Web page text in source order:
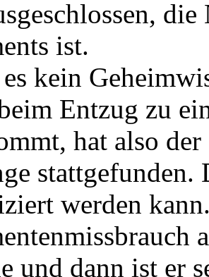
ist.
kein
Entzug zu
hat also
stattgefunden.
werden
und dann ist er